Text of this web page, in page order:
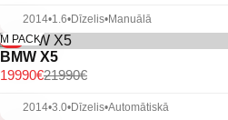
-U.C. ekstras.
2014•1.6•Dīzelis•Manuālā
-9%
M PACK
BMW X5
21990€
19990€
2014•3.0•Dīzelis•Automātiskā